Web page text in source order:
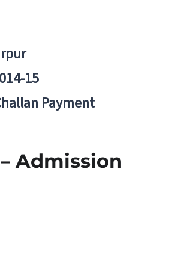
15
Payment
Admission